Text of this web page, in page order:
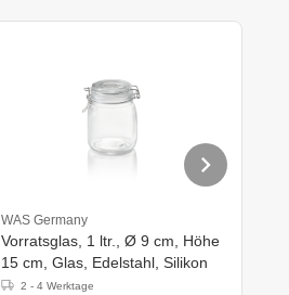
WAS Germany
Vorratsglas, 1 ltr., Ø 9 cm, Höhe
15 cm, Glas, Edelstahl, Silikon
2 - 4 Werktage